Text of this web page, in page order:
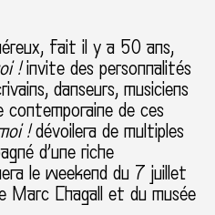
fait il y a 50 ans,
!invite des personnalités
danseurs, musiciens
de ces
!dévoilera de multiples
d’une riche
le weekend du 7 juillet
Marc Chagall et du musée